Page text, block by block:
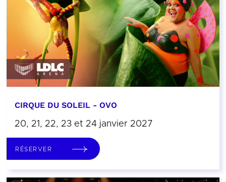
CIRQUE DU SOLEIL - OVO
20, 21, 22, 23 et 24 janvier 2027
RÉSERVER